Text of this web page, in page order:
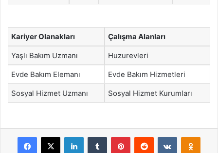
Kariyer Olanakları Çalışma Alanları
Yaşlı Bakım Uzmanı Huzurevleri
Evde Bakım Elemanı Evde Bakım Hizmetleri
Sosyal Hizmet Uzmanı Sosyal Hizmet Kurumları
Facebook
X LinkedInTumblr PinterestReddit VKontakte